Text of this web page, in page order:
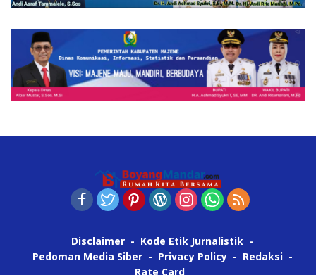
Disclaimer
Kode Etik Jurnalistik
Pedoman Media Siber
Privacy Policy
Redaksi
Rate Card